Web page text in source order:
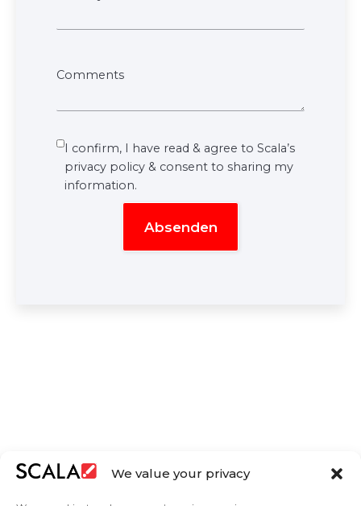
We value your privacy
Comments
I confirm, I have read & agree to Scala’s
privacy policy & consent to sharing my
information.